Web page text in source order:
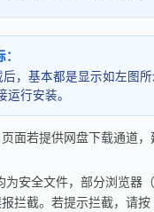
，基本都是显示如左图
行安装。
页面若提供网盘下载通道
为安全文件，部分浏览器
拦截。若提示拦截，请按